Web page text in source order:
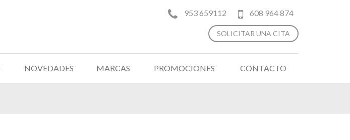
953 659112 608 964 874
SOLICITAR UNA CITA
NOVEDADES MARCAS PROMOCIONES CONTACTO